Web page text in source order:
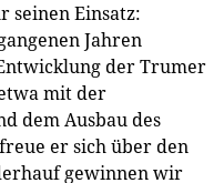
seinen Einsatz:
Jahren
der Trumer
mit der
dem Ausbau des
er sich über den
gewinnen wir